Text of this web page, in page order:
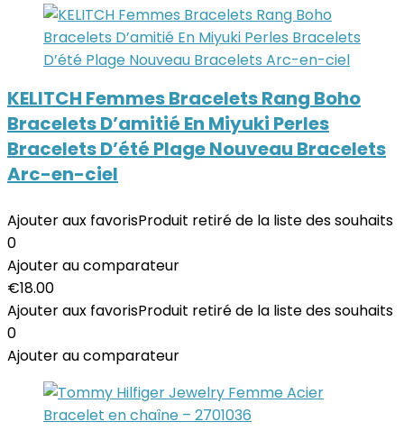
KELITCH Femmes Bracelets Rang Boho
Bracelets D’amitié En Miyuki Perles
Bracelets D’été Plage Nouveau Bracelets
Arc-en-ciel
Ajouter aux favorisProduit retiré de la liste des souhaits
0
Ajouter au comparateur
€18.00
Ajouter aux favorisProduit retiré de la liste des souhaits
0
Ajouter au comparateur